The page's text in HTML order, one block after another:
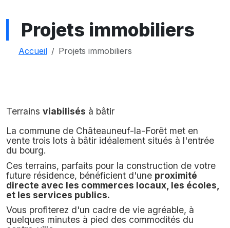
Projets immobiliers
Accueil Projets immobiliers
Terrains viabilisés à bâtir
La commune de Châteauneuf-la-Forêt met en
vente trois lots à bâtir idéalement situés à l'entrée
du bourg.
Ces terrains, parfaits pour la construction de votre
future résidence, bénéficient d'une proximité
directe avec les commerces locaux, les écoles,
et les services publics.
Vous profiterez d'un cadre de vie agréable, à
quelques minutes à pied des commodités du